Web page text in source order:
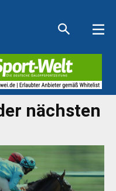
nächsten